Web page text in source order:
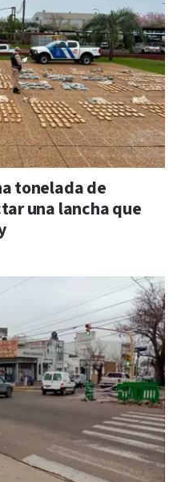
tonelada de
una lancha que